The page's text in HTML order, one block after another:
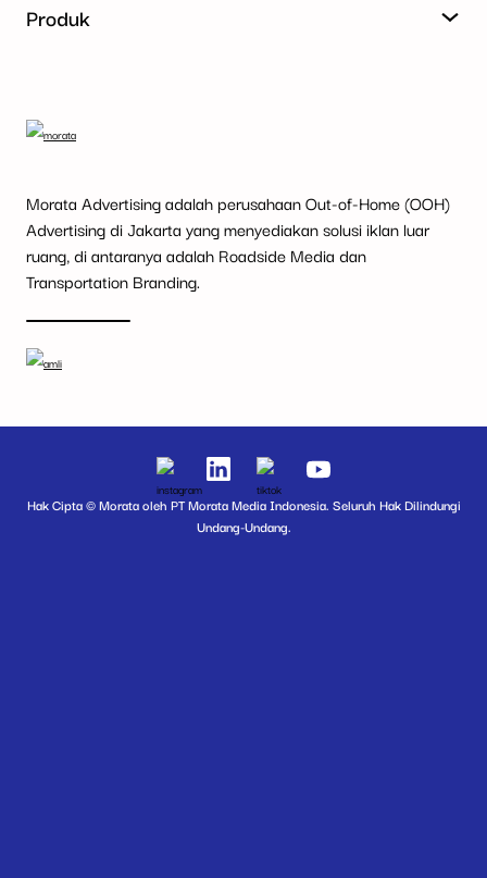
Produk
Morata Advertising adalah perusahaan Out-of-Home (OOH)
Advertising di Jakarta yang menyediakan solusi iklan luar
ruang, di antaranya adalah Roadside Media dan
Transportation Branding.
Hak Cipta © Morata oleh PT Morata Media Indonesia. Seluruh Hak Dilindungi
Undang-Undang.